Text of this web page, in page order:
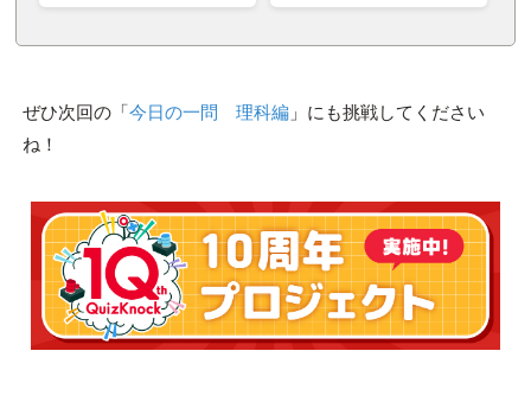
ぜひ次回の「今日の一問 理科編」にも挑戦してください
ね！